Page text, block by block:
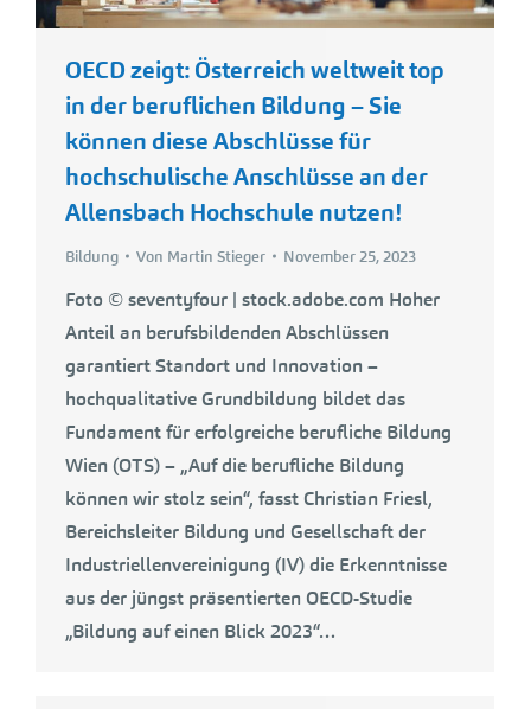
OECD zeigt: Österreich weltweit top
in der beruflichen Bildung – Sie
können diese Abschlüsse für
hochschulische Anschlüsse an der
Allensbach Hochschule nutzen!
Bildung Von Martin Stieger November 25, 2023
Foto © seventyfour | stock.adobe.com Hoher
Anteil an berufsbildenden Abschlüssen
garantiert Standort und Innovation –
hochqualitative Grundbildung bildet das
Fundament für erfolgreiche berufliche Bildung
Wien (OTS) – „Auf die berufliche Bildung
können wir stolz sein“, fasst Christian Friesl,
Bereichsleiter Bildung und Gesellschaft der
Industriellenvereinigung (IV) die Erkenntnisse
aus der jüngst präsentierten OECD-Studie
„Bildung auf einen Blick 2023“…